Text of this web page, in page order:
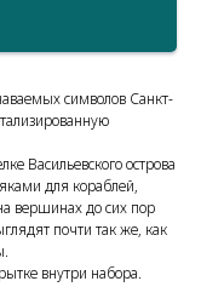
символов Санкт-
Васильевского острова
для кораблей,
вершинах до сих пор
почти так же, как
внутри набора.